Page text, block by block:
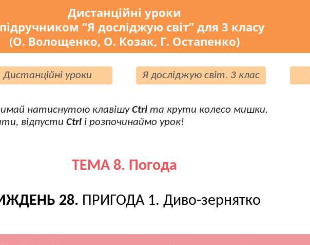
Дистанційні уроки
“Я досліджую світ” для 3 класу
(О. Волощенко, О. Козак, Г. Остапенко)
Дистанційні уроки Я досліджую світ. 3 клас
натиснутою клавішуCtrl та крути колесо мишки.
відпустиCtrl і розпочинаймо урок!
ТЕМА 8. Погода
28. ПРИГОДА 1. Диво-зернятко